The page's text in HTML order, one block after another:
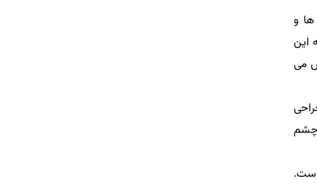
ها و
این
می
چشم
است.